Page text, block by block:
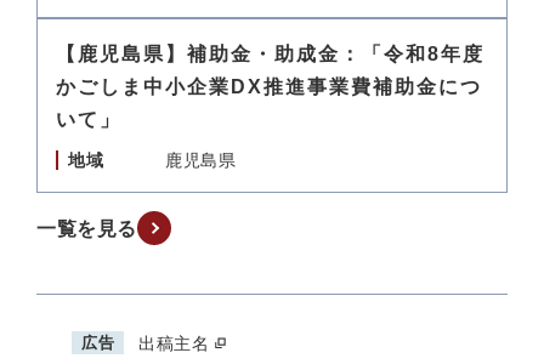
【鹿児島県】補助金・助成金：「令和8年度
かごしま中小企業DX推進事業費補助金につ
いて」
地域 鹿児島県
一覧を見る
広告 出稿主名